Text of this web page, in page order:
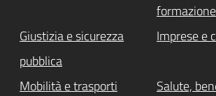
formazione
Giustizia e sicurezza
pubblica
Imprese e
Mobilità e trasporti
Salute,